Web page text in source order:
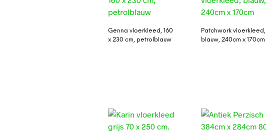
Genna vloerkleed, 160
x 230 cm, petrolblauw
Patchwork vloerkleed,
blauw, 240cm x 170cm